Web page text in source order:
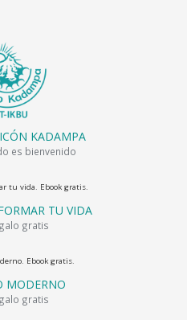
KADAMPA
es bienvenido
TU VIDA
gratis
MODERNO
gratis